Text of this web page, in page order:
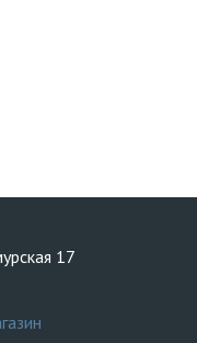
17